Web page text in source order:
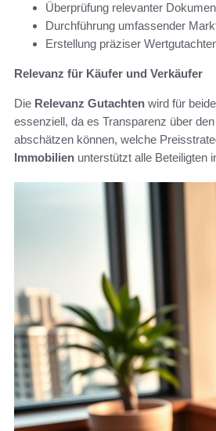
Überprüfung relevanter
Durchführung umfassender
Erstellung präziser
Relevanz für Käufer und Verkäufer
Die Relevanz Gutachten wird für
essenziell, da es Transparenz über
abschätzen können, welche
Immobilien unterstützt alle Beteiligten